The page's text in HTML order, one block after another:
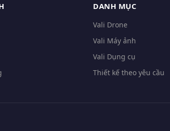
DANH MỤC
Vali Drone
Vali Máy ảnh
Vali Dụng cụ
Thiết kế theo yêu cầu